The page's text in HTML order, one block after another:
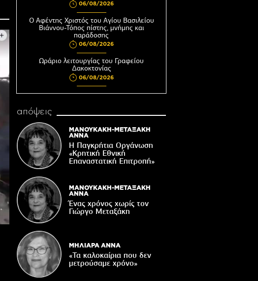
06/08/2026
Ο Αφέντης Χριστός του Αγίου Βασιλείου
Βιάννου-Τόπος πίστης, μνήμης και
παράδοσης
06/08/2026
Ωράριο λειτουργίας του Γραφείου
Δακοκτονίας
06/08/2026
Η 8η Γιορτή Μπανάνας στην Άρβη με τη
Νέος μετεωρολογικός σταθμός στον
οικισμό του Συκολόγου
05/08/2026
Κορυφώνονται οι «Τέχνες του Νότου»
Γιορτάζει ο Ιερός Ναός του Αφέντη Χριστού
στο Βαχό
04/08/2026
απόψεις
ΜΑΝΟΥΚΑΚΗ-ΜΕΤΑΞΑΚΗ
ΑΝΝΑ
Η Παγκρήτια Οργάνωση
«Κρητική Εθνική
Επαναστατική Eπιτροπή»
ΜΑΝΟΥΚΑΚΗ-ΜΕΤΑΞΑΚΗ
ΑΝΝΑ
Ένας χρόνος χωρίς τον
Γιώργο Μεταξάκη
ΜΗΛΙΑΡΑ ΑΝΝΑ
«Τα καλοκαίρια που δεν
μετρούσαμε χρόνο»